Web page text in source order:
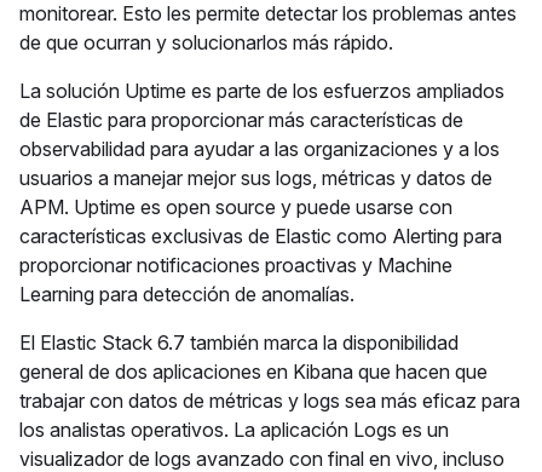
monitorear. Esto les permite detectar los problemas antes
de que ocurran y solucionarlos más rápido.
La solución Uptime es parte de los esfuerzos ampliados
de Elastic para proporcionar más características de
observabilidad para ayudar a las organizaciones y a los
usuarios a manejar mejor sus logs, métricas y datos de
APM. Uptime es open source y puede usarse con
características exclusivas de Elastic como Alerting para
proporcionar notificaciones proactivas y Machine
Learning para detección de anomalías.
El Elastic Stack 6.7 también marca la disponibilidad
general de dos aplicaciones en Kibana que hacen que
trabajar con datos de métricas y logs sea más eficaz para
los analistas operativos. La aplicación Logs es un
visualizador de logs avanzado con final en vivo, incluso